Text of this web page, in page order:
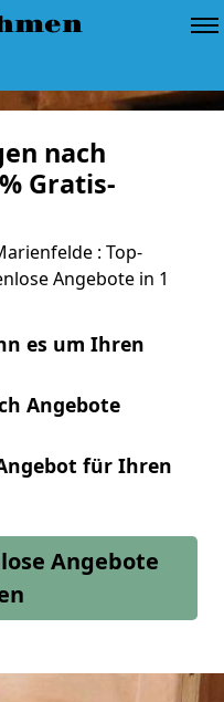
nach
Gratis-
: Top-
Angebote in 1
es um Ihren
Angebote
für Ihren
Angebote